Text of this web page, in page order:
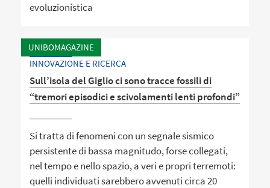
evoluzionistica
UNIBOMAGAZINE
INNOVAZIONE E RICERCA
Sull’isola del Giglio ci sono tracce fossili di
“tremori episodici e scivolamenti lenti profondi”
Si tratta di fenomeni con un segnale sismico
persistente di bassa magnitudo, forse collegati,
nel tempo e nello spazio, a veri e propri terremoti:
quelli individuati sarebbero avvenuti circa 20